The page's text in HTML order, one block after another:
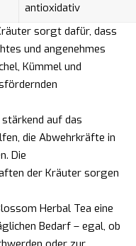
antioxidativ
sorgt dafür, dass
und angenehmes
Kümmel und
auf das
die Abwehrkräfte in
Die
der Kräuter sorgen
Herbal Tea eine
Bedarf – egal, ob